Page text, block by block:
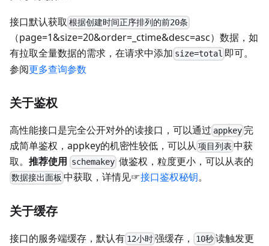
接口默认获取 根据创建时间正序排列的前20条
（page=1&size=20&order=_ctime&desc=asc）数据，如
有拉取全量数据的需求，在请求中添加 size=total 即可。
参阅更多查询参数
关于鉴权
高性能接口是完全公开对外的读接口，可以通过 appkey 完
成简单鉴权，appkey的机密性较低，可以从 项目列表 中获
取。 推荐使用 schemakey 做鉴权，粒度更小，可以从表的
数据接出面板 中获取，详情见☞接口鉴权秘钥。
关于缓存
接口的服务端缓存，默认有 12小时 强缓存， 10秒读触发更